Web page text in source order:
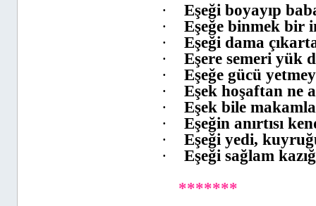
·
Eşeği boyayıp
·
Eşeğe binmek bir
·
Eşeği dama
·
Eşere semeri yük
·
Eşeğe gücü
·
Eşek hoşaftan ne
·
Eşek bile
·
Eşeğin anırtısı
·
Eşeği yedi,
·
Eşeği sağlam
*******